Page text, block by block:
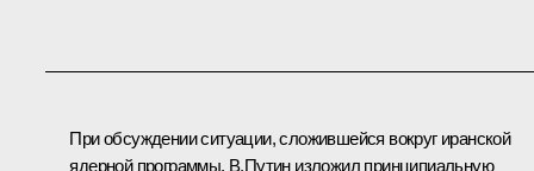
При обсуждении ситуации, сложившейся вокруг иранской
ядерной программы, В.Путин изложил принципиальную